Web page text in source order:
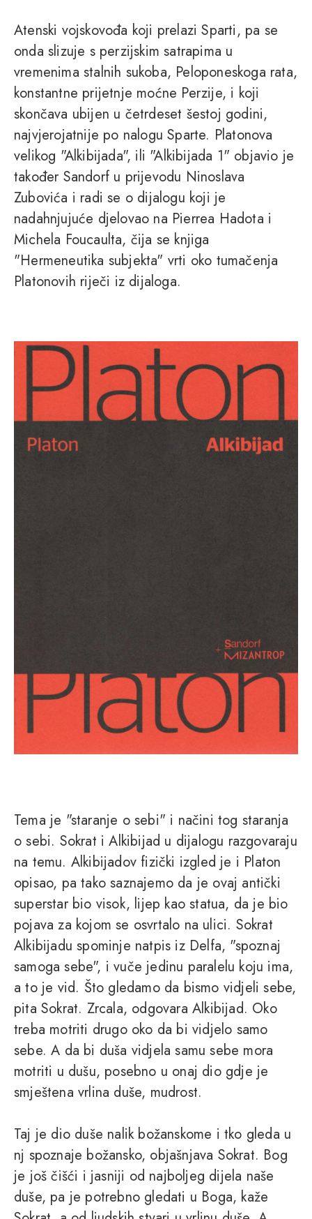
Atenski vojskovođa koji prelazi Sparti, pa se
onda slizuje s perzijskim satrapima u
vremenima stalnih sukoba, Peloponeskoga rata,
konstantne prijetnje moćne Perzije, i koji
skončava ubijen u četrdeset šestoj godini,
najvjerojatnije po nalogu Sparte. Platonova
velikog "Alkibijada", ili "Alkibijada 1" objavio je
također Sandorf u prijevodu Ninoslava
Zubovića i radi se o dijalogu koji je
nadahnjujuće djelovao na Pierrea Hadota i
Michela Foucaulta, čija se knjiga
"Hermeneutika subjekta" vrti oko tumačenja
Platonovih riječi iz dijaloga.
Tema je "staranje o sebi" i načini tog staranja
o sebi. Sokrat i Alkibijad u dijalogu razgovaraju
na temu. Alkibijadov fizički izgled je i Platon
opisao, pa tako saznajemo da je ovaj antički
superstar bio visok, lijep kao statua, da je bio
pojava za kojom se osvrtalo na ulici. Sokrat
Alkibijadu spominje natpis iz Delfa, "spoznaj
samoga sebe", i vuče jedinu paralelu koju ima,
a to je vid. Što gledamo da bismo vidjeli sebe,
pita Sokrat. Zrcala, odgovara Alkibijad. Oko
treba motriti drugo oko da bi vidjelo samo
sebe. A da bi duša vidjela samu sebe mora
motriti u dušu, posebno u onaj dio gdje je
smještena vrlina duše, mudrost.
Taj je dio duše nalik božanskome i tko gleda u
nj spoznaje božansko, objašnjava Sokrat. Bog
je još čišći i jasniji od najboljeg dijela naše
duše, pa je potrebno gledati u Boga, kaže